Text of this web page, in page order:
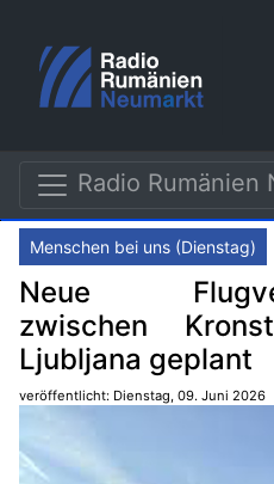
Radio Rumänien
Menschen bei uns (Dienstag)
Neue
zwischen
Ljubljana geplant
veröffentlicht: Dienstag, 09. Juni 2026